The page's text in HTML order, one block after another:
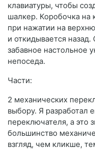
клавиатуры, чтобы
шалкер. Коробочка на
при нажатии на
и откидывается
забавное настольное
непоседа.
Части:
2 механических
выбору. Я разработал
переключателя, а это
большинство
взгляд, чем кликше,